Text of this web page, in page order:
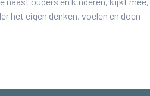
het eigen denken, voelen en doen